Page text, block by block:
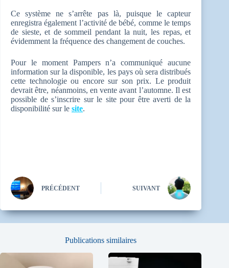
Ce système ne s’arrête pas là, puisque le capteur
enregistra également l’activité de bébé, comme le temps
de sieste, et de sommeil pendant la nuit, les repas, et
évidemment la fréquence des changement de couches.
Pour le moment Pampers n’a communiqué aucune
information sur la disponible, les pays où sera distribués
cette technologie ou encore sur son prix. Le produit
devrait être, néanmoins, en vente avant l’automne. Il est
possible de s’inscrire sur le site pour être averti de la
disponibilité sur le site.
PRÉCÉDENT SUIVANT
Publications similaires